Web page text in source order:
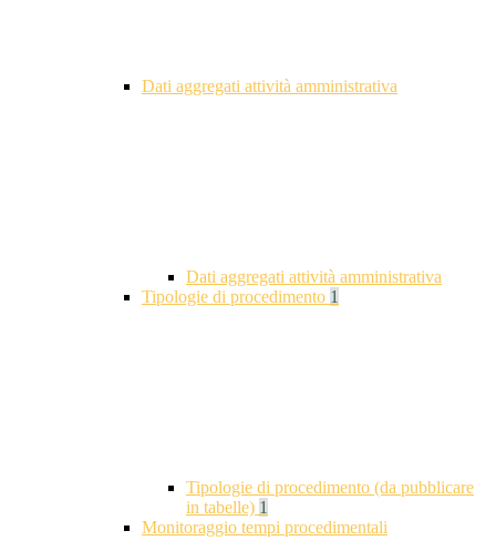
Dati aggregati attività amministrativa
Dati aggregati attività amministrativa
Tipologie di procedimento 1
Tipologie di procedimento (da pubblicare
in tabelle) 1
Monitoraggio tempi procedimentali